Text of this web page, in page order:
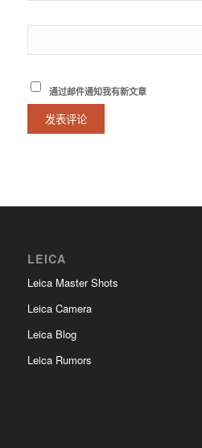
通过邮件通知我有新文章
LEICA
Leica Master Shots
Leica Camera
Leica Blog
Leica Rumors